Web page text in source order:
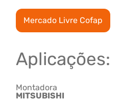
Mercado Livre Cofap
Aplicações:
Montadora
MITSUBISHI